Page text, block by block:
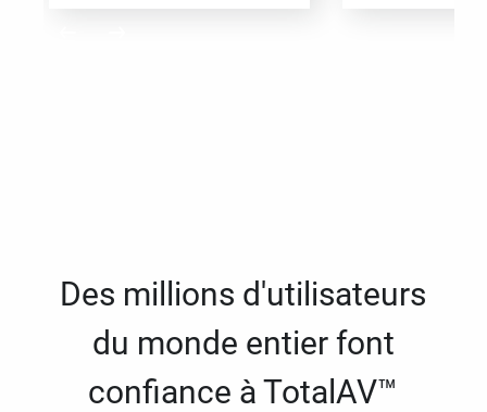
Des millions d'utilisateurs
du monde entier font
confiance à TotalAV™